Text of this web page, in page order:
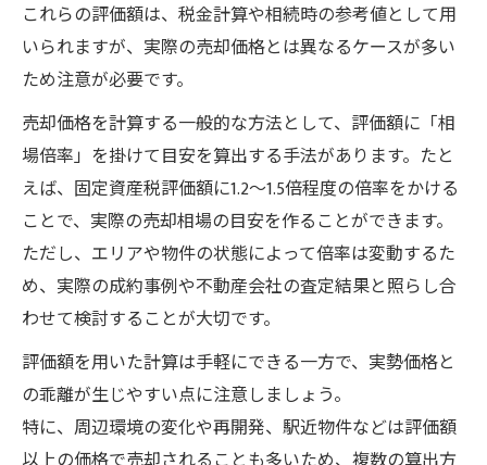
これらの評価額は、税金計算や相続時の参考値として用
いられますが、実際の売却価格とは異なるケースが多い
ため注意が必要です。
売却価格を計算する一般的な方法として、評価額に「相
場倍率」を掛けて目安を算出する手法があります。たと
えば、固定資産税評価額に1.2〜1.5倍程度の倍率をかける
ことで、実際の売却相場の目安を作ることができます。
ただし、エリアや物件の状態によって倍率は変動するた
め、実際の成約事例や不動産会社の査定結果と照らし合
わせて検討することが大切です。
評価額を用いた計算は手軽にできる一方で、実勢価格と
の乖離が生じやすい点に注意しましょう。
特に、周辺環境の変化や再開発、駅近物件などは評価額